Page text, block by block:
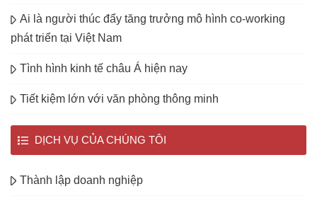
Ai là người thúc đẩy tăng trưởng mô hình co-working
phát triển tại Việt Nam
Tình hình kinh tế châu Á hiện nay
Tiết kiệm lớn với văn phòng thông minh
DỊCH VỤ CỦA CHÚNG TÔI
Thành lập doanh nghiệp